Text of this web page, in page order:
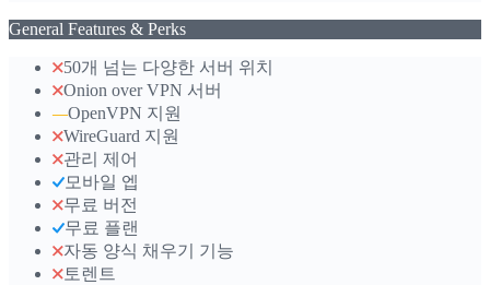
General Features & Perks
50개 넘는 다양한 서버 위치
Onion over VPN 서버
—OpenVPN 지원
WireGuard 지원
관리 제어
모바일 엡
무료 버전
무료 플랜
자동 양식 채우기 기능
토렌트